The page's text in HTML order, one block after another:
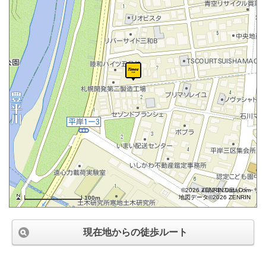
100m
©2026 ZENRIN DataCom
地図データ©2026 ZENRIN
現在地からの徒歩ルート